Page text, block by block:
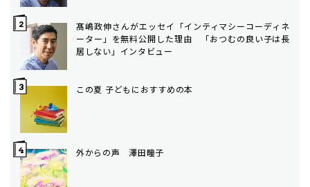
髙嶋政伸さんがエッセイ「インティマシーコーディネ
ーター」を無料公開した理由 「おつむの良い子は長
居しない」インタビュー
この夏 子どもにおすすめの本
外からの声 澤田瞳子